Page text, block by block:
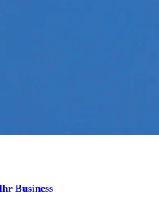
Business